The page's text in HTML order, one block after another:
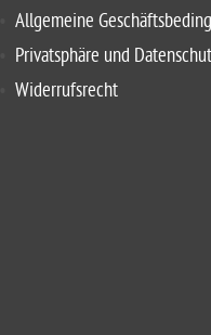
Allgemeine
Privatsphäre und
Widerrufsrecht